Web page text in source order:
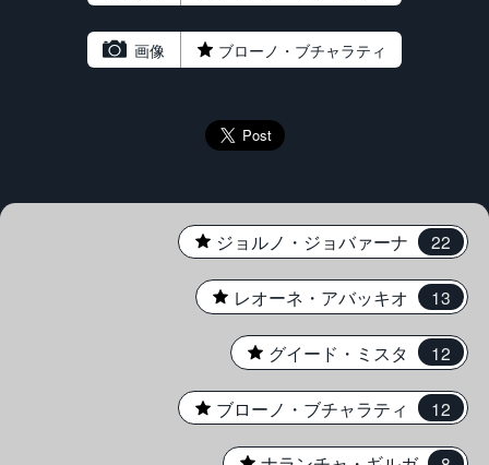
画像
★ ブローノ・ブチャラティ
ジョルノ・ジョバァーナ 22
レオーネ・アバッキオ 13
グイード・ミスタ 12
ブローノ・ブチャラティ 12